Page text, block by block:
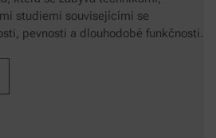
studiemi souvisejícími se
pevnosti a dlouhodobé funkčnosti.